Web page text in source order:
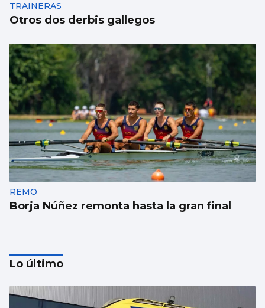
TRAINERAS
Otros dos derbis gallegos
REMO
Borja Núñez remonta hasta la gran final
Lo último